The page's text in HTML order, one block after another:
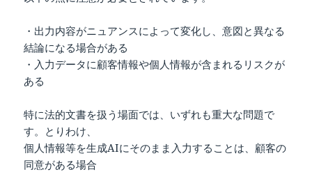
・出力内容がニュアンスによって変化し、意図と異なる
結論になる場合がある
・入力データに顧客情報や個人情報が含まれるリスクが
ある
特に法的文書を扱う場面では、いずれも重大な問題で
す。とりわけ、
個人情報等を生成AIにそのまま入力することは、顧客の
同意がある場合